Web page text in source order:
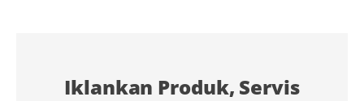
Iklankan Produk, Servis